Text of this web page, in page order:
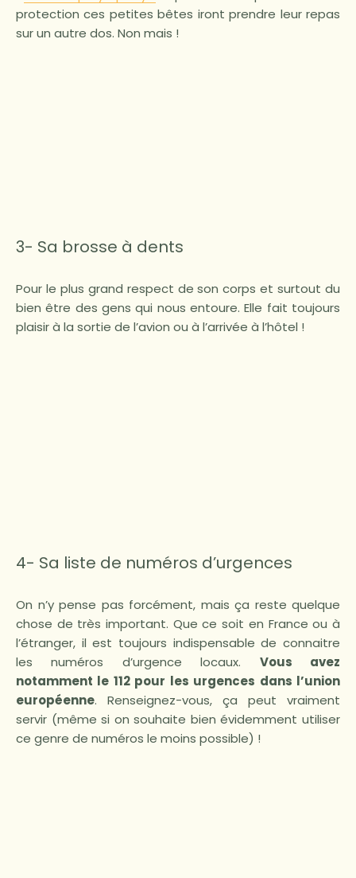
protection ces petites bêtes iront prendre leur repas
sur un autre dos. Non mais !
3- Sa brosse à dents
Pour le plus grand respect de son corps et surtout du
bien être des gens qui nous entoure. Elle fait toujours
plaisir à la sortie de l’avion ou à l’arrivée à l’hôtel !
4- Sa liste de numéros d’urgences
On n’y pense pas forcément, mais ça reste quelque
chose de très important. Que ce soit en France ou à
l’étranger, il est toujours indispensable de connaitre
les numéros d’urgence locaux. Vous avez
notamment le 112 pour les urgences dans l’union
européenne. Renseignez-vous, ça peut vraiment
servir (même si on souhaite bien évidemment utiliser
ce genre de numéros le moins possible) !